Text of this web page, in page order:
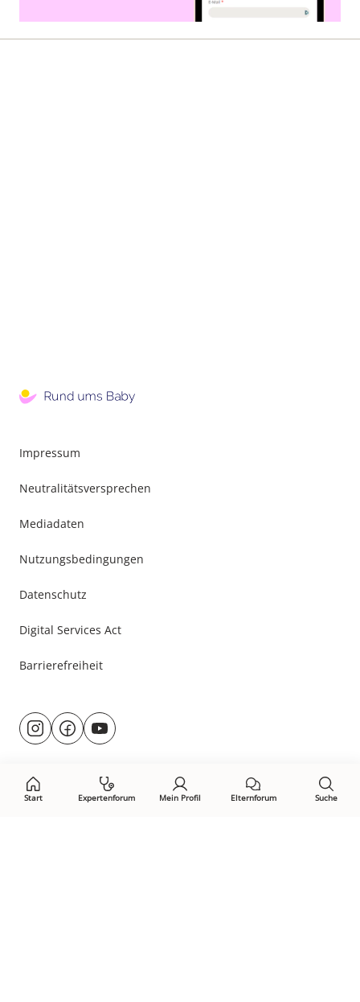
Start Expertenforum Mein Profil Elternforum Suche
Impressum
Neutralitätsversprechen
Mediadaten
Nutzungsbedingungen
Datenschutz
Digital Services Act
Barrierefreiheit
Besuche
uns@rund.ums.baby
facebook.com/rundumsbaby.de
youtube.com/@rundumsbaby_